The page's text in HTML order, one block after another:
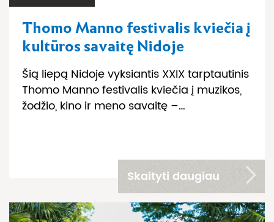
Thomo Manno festivalis kviečia į
kultūros savaitę Nidoje
Šią liepą Nidoje vyksiantis XXIX tarptautinis
Thomo Manno festivalis kviečia į muzikos,
žodžio, kino ir meno savaitę –…
Skaityti daugiau